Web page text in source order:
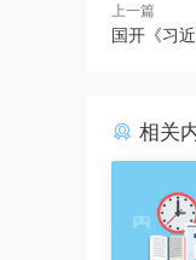
上一篇
国开《习
相关